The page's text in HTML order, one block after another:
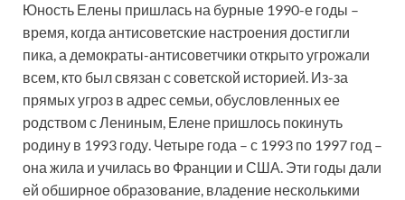
Юность Елены пришлась на бурные 1990-е годы –
время, когда антисоветские настроения достигли
пика, а демократы-антисоветчики открыто угрожали
всем, кто был связан с советской историей. Из-за
прямых угроз в адрес семьи, обусловленных ее
родством с Лениным, Елене пришлось покинуть
родину в 1993 году. Четыре года – с 1993 по 1997 год –
она жила и училась во Франции и США. Эти годы дали
ей обширное образование, владение несколькими